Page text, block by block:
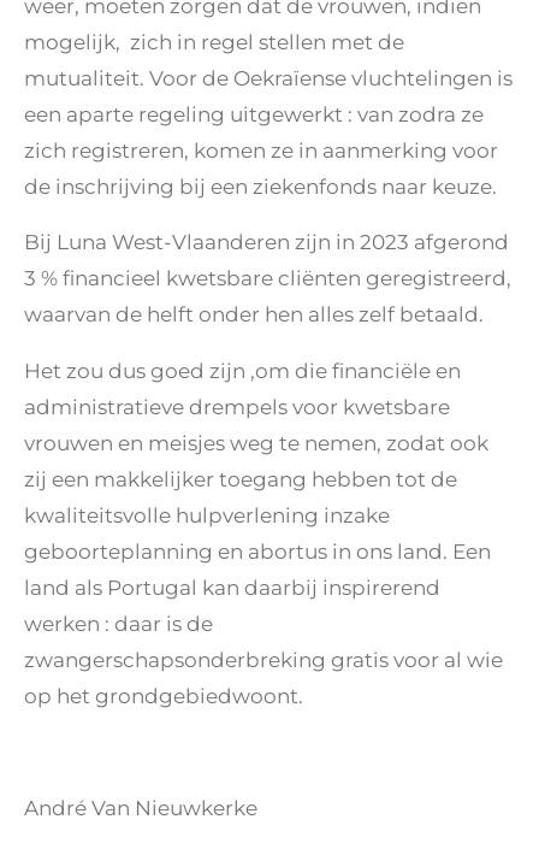
weer, moeten zorgen dat de vrouwen, indien
mogelijk, zich in regel stellen met de
mutualiteit. Voor de Oekraïense vluchtelingen is
een aparte regeling uitgewerkt : van zodra ze
zich registreren, komen ze in aanmerking voor
de inschrijving bij een ziekenfonds naar keuze.
Bij Luna West-Vlaanderen zijn in 2023 afgerond
3 % financieel kwetsbare cliënten geregistreerd,
waarvan de helft onder hen alles zelf betaald.
Het zou dus goed zijn ,om die financiële en
administratieve drempels voor kwetsbare
vrouwen en meisjes weg te nemen, zodat ook
zij een makkelijker toegang hebben tot de
kwaliteitsvolle hulpverlening inzake
geboorteplanning en abortus in ons land. Een
land als Portugal kan daarbij inspirerend
werken : daar is de
zwangerschapsonderbreking gratis voor al wie
op het grondgebiedwoont.
André Van Nieuwkerke